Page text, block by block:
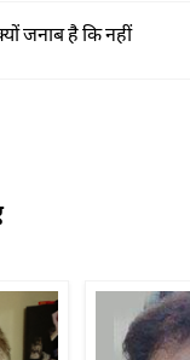
जनाब है कि नहीं